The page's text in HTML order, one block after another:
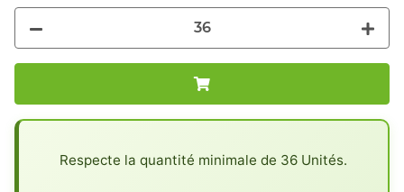
Respecte la quantité minimale de 36 Unités.